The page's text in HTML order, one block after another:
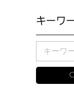
キーワ
検索した